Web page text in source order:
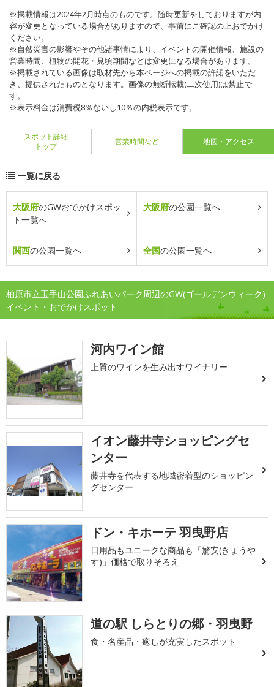
※掲載情報は2024年2月時点のものです。随時更新をしておりますが内
容が変更となっている場合がありますので、事前にご確認の上おでかけ
ください。
※自然災害の影響やその他諸事情により、イベントの開催情報、施設の
営業時間、植物の開花・見頃期間などは変更になる場合があります。
※掲載されている画像は取材先から本ページへの掲載の許諾をいただ
き、提供されたものとなります。画像の無断転載(二次使用)は禁止で
す。
※表示料金は消費税8％ないし10％の内税表示です。
スポット詳細
トップ
営業時間など 地図・アクセス
一覧に戻る
大阪府のGWおでかけスポッ
ト一覧へ
大阪府の公園一覧へ
関西の公園一覧へ 全国の公園一覧へ
柏原市立玉手山公園ふれあいパーク周辺のGW(ゴールデンウィーク)
イベント・おでかけスポット
河内ワイン館
上質のワインを生み出すワイナリー
イオン藤井寺ショッピングセ
ンター
藤井寺を代表する地域密着型のショッピン
グセンター
ドン・キホーテ 羽曳野店
日用品もユニークな商品も「驚安(きょうや
す)」価格で取りそろえ
道の駅 しらとりの郷・羽曳野
食・名産品・癒しが充実したスポット